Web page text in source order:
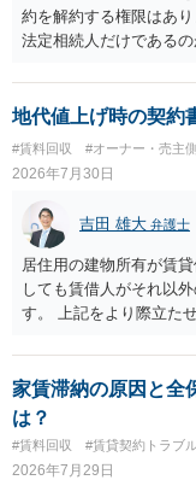
約を解約する権限はあ
法定相続人だけである
する動機づけがなくな
も、建物を賃貸人に一
するのが良いと思いま
あるお知り合いさんに
められるため望ましいや
地代値上げ時の契約
#賃料回収 #オーナー・売主側
2026年7月30日
吉田 雄大 弁護士
居住用の建物所有が賃
しても賃借人がそれ以
す。 上記をより際立た
交渉である以上賃借人
良い方法と思います。
家賃滞納の原因と全
は？
#賃料回収 #賃貸契約トラブ
2026年7月29日